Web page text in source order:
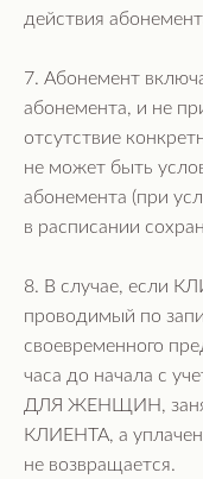
действия
7. Абонемент
абонемента, и не
отсутствие
не может быть
абонемента (при
в расписании
8. В случае, если
проводимый по
своевременного
часа до начала с
ДЛЯ ЖЕНЩИН,
КЛИЕНТА, а
не возвращается.